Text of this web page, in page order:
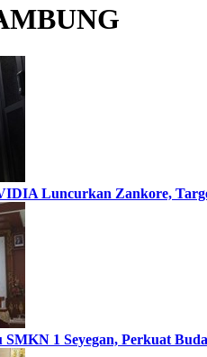
Luncurkan Zankore,
1 Seyegan, Perkuat